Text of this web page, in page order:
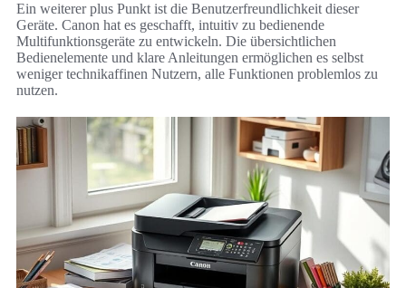
Ein weiterer plus Punkt ist die Benutzerfreundlichkeit dieser
Geräte. Canon hat es geschafft, intuitiv zu bedienende
Multifunktionsgeräte zu entwickeln. Die übersichtlichen
Bedienelemente und klare Anleitungen ermöglichen es selbst
weniger technikaffinen Nutzern, alle Funktionen problemlos zu
nutzen.